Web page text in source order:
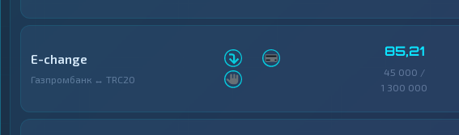
E-change
Газпромбанк ↔ TRC20
85,21
45 000 /
1 300 000